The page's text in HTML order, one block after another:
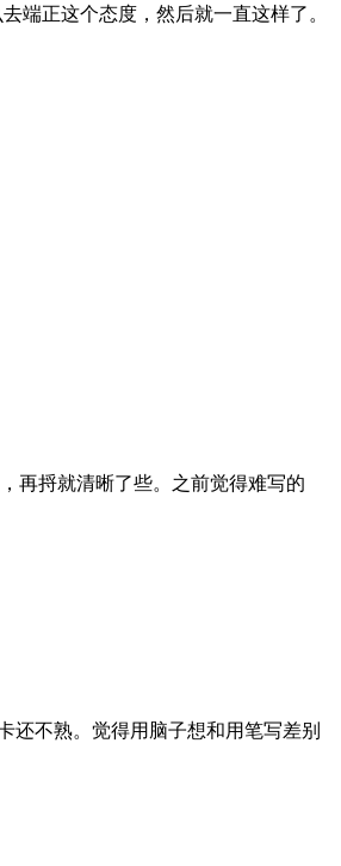
端正这个态度，然后就一直这样了。
再捋就清晰了些。之前觉得难写的
还不熟。觉得用脑子想和用笔写差别